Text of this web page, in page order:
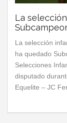
La
La selección
ha quedado
Selecciones
disputado
Equelite – JC